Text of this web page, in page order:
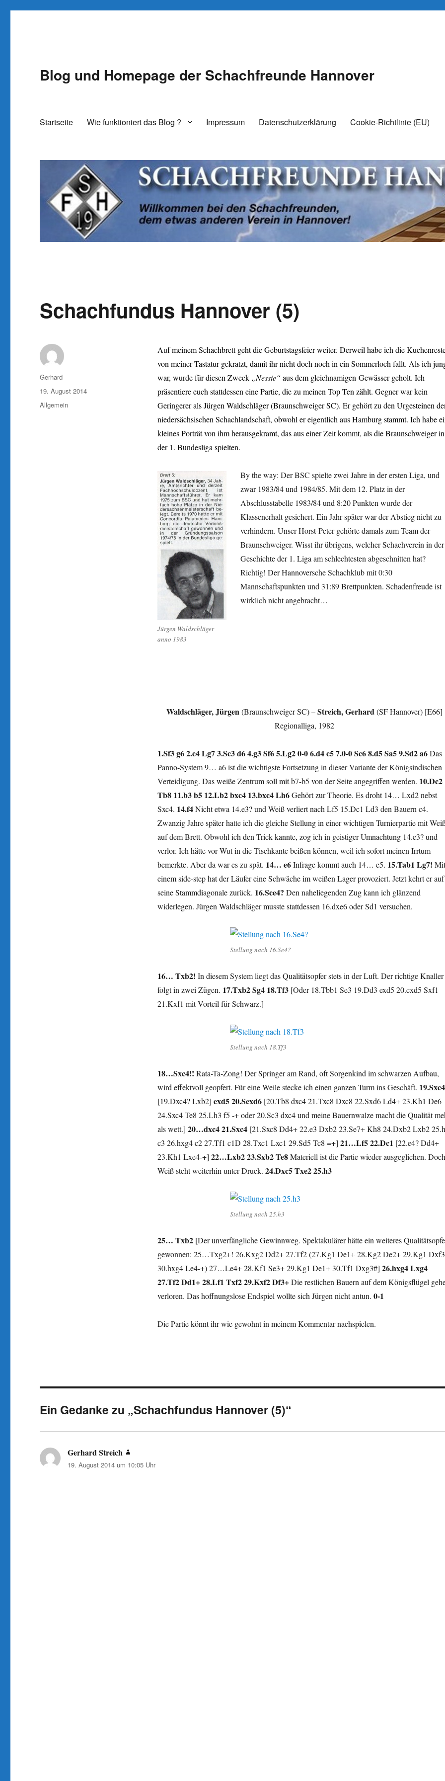
Blog und Homepage der Schachfreunde Hannover
Startseite Wie funktioniert das Blog ? Impressum Datenschutzerklärung Cookie-Richtlinie (EU)
Schachfundus Hannover (5)
Auf meinem Schachbrett geht die Geburtstagsfeier weiter. Derweil habe ich die
von meiner Tastatur gekratzt, damit ihr nicht doch noch in ein Sommerloch fallt. Als ich
war, wurde für diesen Zweck „Nessie“ aus dem gleichnamigen Gewässer geholt. Ich
präsentiere euch stattdessen eine Partie, die zu meinen Top Ten zählt. Gegner war kein
Geringerer als Jürgen Waldschläger (Braunschweiger SC). Er gehört zu den Urgesteinen
niedersächsischen Schachlandschaft, obwohl er eigentlich aus Hamburg stammt. Ich habe
kleines Porträt von ihm herausgekramt, das aus einer Zeit kommt, als die Braunschweiger in
der 1. Bundesliga spielten.
Jürgen Waldschläger
anno 1983
By the way: Der BSC spielte zwei Jahre in der ersten Liga, und
zwar 1983/84 und 1984/85. Mit dem 12. Platz in der
Abschlusstabelle 1983/84 und 8:20 Punkten wurde der
Klassenerhalt gesichert. Ein Jahr später war der Abstieg nicht zu
verhindern. Unser Horst-Peter gehörte damals zum Team der
Braunschweiger. Wisst ihr übrigens, welcher Schachverein in der
Geschichte der 1. Liga am schlechtesten abgeschnitten hat?
Richtig! Der Hannoversche Schachklub mit 0:30
Mannschaftspunkten und 31:89 Brettpunkten. Schadenfreude ist
wirklich nicht angebracht…
Waldschläger, Jürgen(Braunschweiger SC) –Streich, Gerhard(SF Hannover) [E66]
Regionalliga, 1982
1.Sf3 g6 2.c4 Lg7 3.Sc3 d6 4.g3 Sf6 5.Lg2 0-0 6.d4 c5 7.0-0 Sc6 8.d5 Sa5 9.Sd2 a6Das
Panno-System 9… a6 ist die wichtigste Fortsetzung in dieser Variante der Königsindischen
Verteidigung. Das weiße Zentrum soll mit b7-b5 von der Seite angegriffen werden. 10.Dc2
Tb8 11.b3 b5 12.Lb2 bxc4 13.bxc4 Lh6Gehört zur Theorie. Es droht 14… Lxd2 nebst
Sxc4. 14.f4Nicht etwa 14.e3? und Weiß verliert nach Lf5 15.Dc1 Ld3 den Bauern c4.
Zwanzig Jahre später hatte ich die gleiche Stellung in einer wichtigen Turnierpartie mit
auf dem Brett. Obwohl ich den Trick kannte, zog ich in geistiger Umnachtung 14.e3? und
verlor. Ich hätte vor Wut in die Tischkante beißen können, weil ich sofort meinen Irrtum
bemerkte. Aber da war es zu spät. 14… e6Infrage kommt auch 14… e5. 15.Tab1 Lg7! Mit
einem side-step hat der Läufer eine Schwäche im weißen Lager provoziert. Jetzt kehrt er auf
seine Stammdiagonale zurück. 16.Sce4? Den naheliegenden Zug kann ich glänzend
widerlegen. Jürgen Waldschläger musste stattdessen 16.dxe6 oder Sd1 versuchen.
Stellung nach 16.Se4?
16… Txb2! In diesem System liegt das Qualitätsopfer stets in der Luft. Der richtige Knaller
folgt in zwei Zügen. 17.Txb2 Sg4 18.Tf3[Oder 18.Tbb1 Se3 19.Dd3 exd5 20.cxd5 Sxf1
21.Kxf1 mit Vorteil für Schwarz.]
Stellung nach 18.Tf3
18…Sxc4!! Rata-Ta-Zong! Der Springer am Rand, oft Sorgenkind im schwarzen Aufbau,
wird effektvoll geopfert. Für eine Weile stecke ich einen ganzen Turm ins Geschäft. 19.Sxc4
[19.Dxc4? Lxb2] exd5 20.Sexd6[20.Tb8 dxc4 21.Txc8 Dxc8 22.Sxd6 Ld4+ 23.Kh1 De6
24.Sxc4 Te8 25.Lh3 f5 -+ oder 20.Sc3 dxc4 und meine Bauernwalze macht die Qualität
als wett.] 20…dxc4 21.Sxc4[21.Sxc8 Dd4+ 22.e3 Dxb2 23.Se7+ Kh8 24.Dxb2 Lxb2
c3 26.hxg4 c2 27.Tf1 c1D 28.Txc1 Lxc1 29.Sd5 Tc8 =+] 21…Lf5 22.Dc1 [22.e4? Dd4+
23.Kh1 Lxe4-+] 22…Lxb2 23.Sxb2 Te8Materiell ist die Partie wieder ausgeglichen. Doch
Weiß steht weiterhin unter Druck. 24.Dxc5 Txe2 25.h3
Stellung nach 25.h3
25… Txb2[Der unverfängliche Gewinnweg. Spektakulärer hätte ein weiteres
gewonnen: 25…Txg2+! 26.Kxg2 Dd2+ 27.Tf2 (27.Kg1 De1+ 28.Kg2 De2+ 29.Kg1 Dxf3
30.hxg4 Le4-+) 27…Le4+ 28.Kf1 Se3+ 29.Kg1 De1+ 30.Tf1 Dxg3#] 26.hxg4 Lxg4
27.Tf2 Dd1+ 28.Lf1 Txf2 29.Kxf2 Df3+Die restlichen Bauern auf dem Königsflügel
verloren. Das hoffnungslose Endspiel wollte sich Jürgen nicht antun. 0-1
Die Partie könnt ihr wie gewohnt in meinem Kommentar nachspielen.
Autor
Gerhard
Veröffentlicht
am
19. August 2014
Kategorien
Allgemein
Ein Gedanke zu „Schachfundus Hannover (5)“
Gerhard Streich
19. August 2014 um 10:05 Uhr